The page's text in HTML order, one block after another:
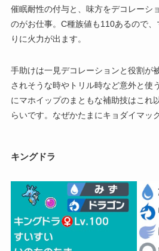
催眠耐性の付与と、味方をデコレーシ
のがお仕事。C種族値も110あるので
りに火力が出ます。
手助けは一見デコレーションと役割が
されそうな時やトリル時など意外と使
にマホイップのまともな補助技はこれ
らいです。なぜかたまにキョダイマッ
キングドラ